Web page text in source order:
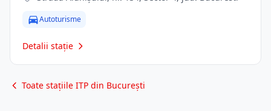
Autoturisme
Detalii stație
Toate stațiile ITP din București